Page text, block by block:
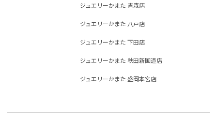
ジュエリーかまた 青森店
ジュエリーかまた 八戸店
ジュエリーかまた 下田店
ジュエリーかまた 秋田新国道店
ジュエリーかまた 盛岡本宮店